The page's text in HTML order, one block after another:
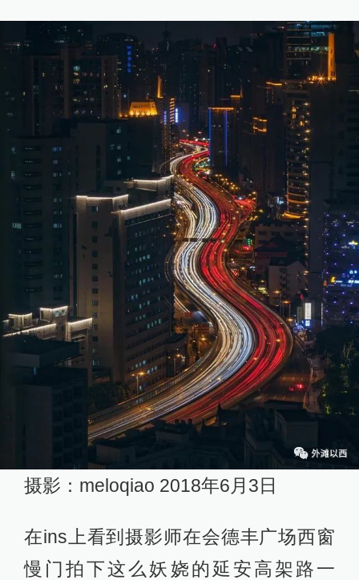
摄影：meloqiao 2018年6月3日
在ins上看到摄影师在会德丰广场西窗
慢门拍下这么妖娆的延安高架路一